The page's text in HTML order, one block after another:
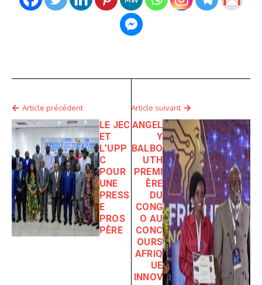
Article précédent
LE JEC
ET
L’UPP
C
POUR
UNE
PRESS
E
PROS
PÈRE
Article suivant
ANGEL
Y
BALBO
UTH
PREMI
ÈRE
DU
CONG
O AU
CONC
OURS
AFRIQ
UE
INNOV